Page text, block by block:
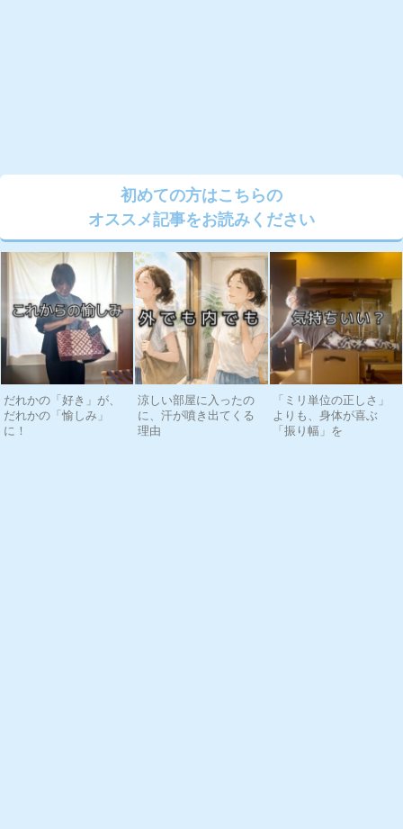
初めての方はこちらの
オススメ記事をお読みください
だれかの「好き」が、
だれかの「愉しみ」
に！
涼しい部屋に入ったの
に、汗が噴き出てくる
理由
「ミリ単位の正しさ」
よりも、身体が喜ぶ
「振り幅」を